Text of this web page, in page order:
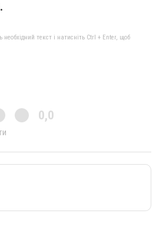
текст і натисніть Ctrl + Enter, щоб
0,0